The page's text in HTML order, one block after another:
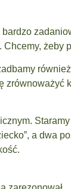
żeby
a dwa